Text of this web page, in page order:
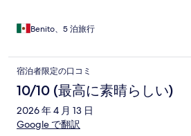
Benito、5 泊旅行
宿泊者限定の口コミ
10/10 (最高に素晴らしい)
2026 年 4 月 13 日
Google で翻訳